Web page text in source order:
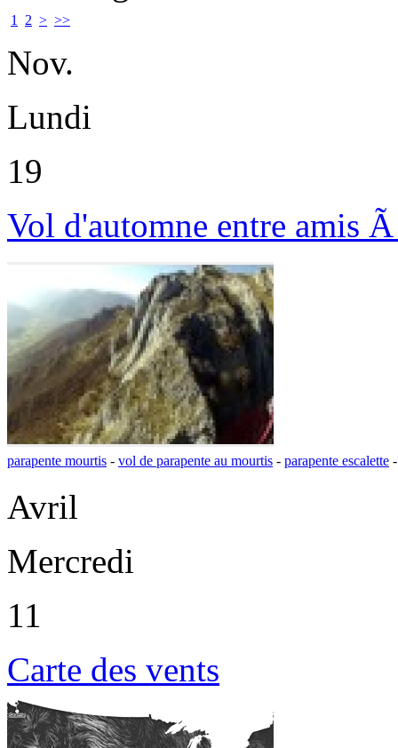
1 2 > >>
Nov.
Lundi
19
Vol d'automne entre amis
parapente mourtis - vol de parapente au mourtis - parapente escalette
Avril
Mercredi
11
Carte des vents